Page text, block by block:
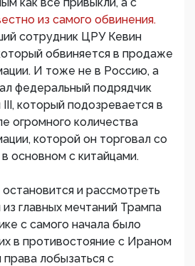
из самого обвинения.
сотрудник ЦРУ Кевин
обвиняется в продаже
И тоже не в Россию, а
федеральный подрядчик
который подозревается в
огромного количества
которой он торговал со
основном с китайцами.
и рассмотреть
главных мечтаний Трампа
с самого начала было
в противостояние с Ираном
лобызаться с